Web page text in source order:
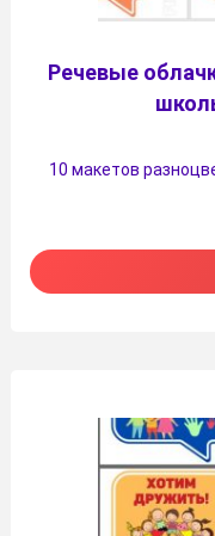
Речевые
10 макетов